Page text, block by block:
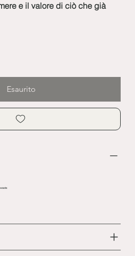
e il valore di ciò che già
Esaurito